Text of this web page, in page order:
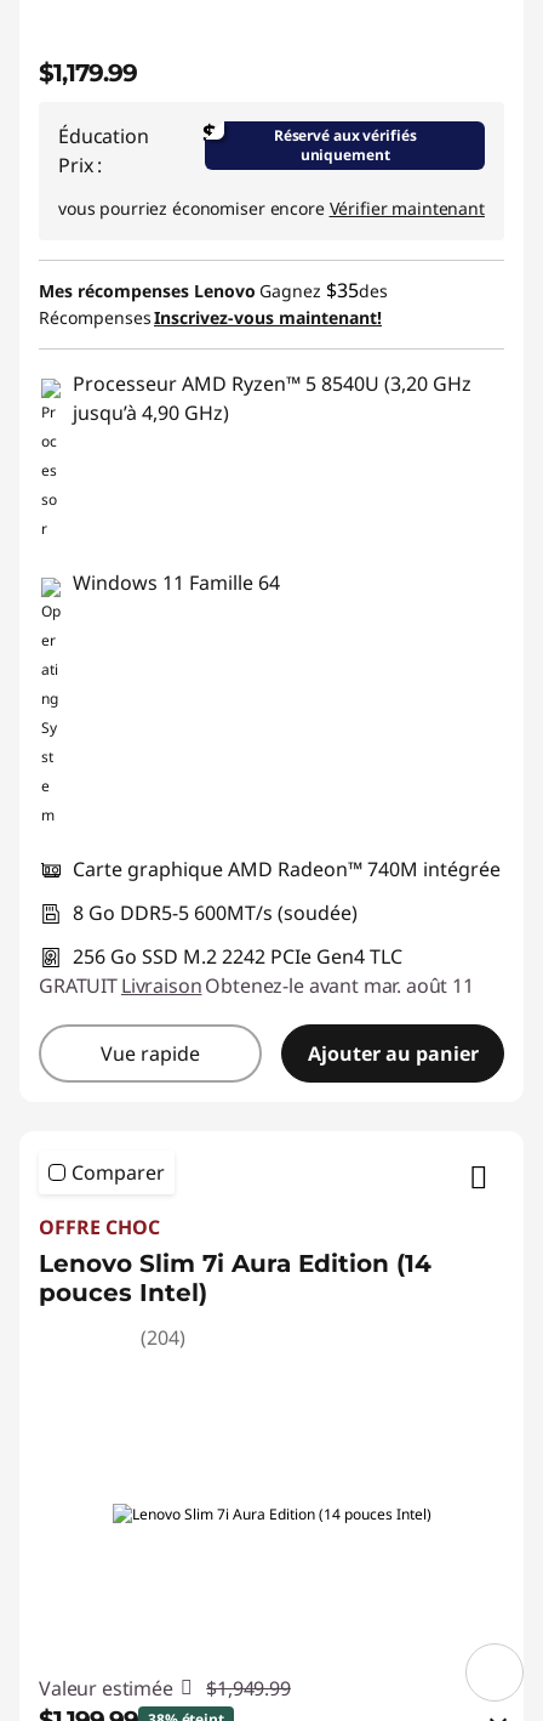
$1,179.99
Éducation
Prix :
$
Réservé aux vérifiés
uniquement
vous pourriez économiser encore Vérifier maintenant
Mes récompenses Lenovo Gagnez $35des
RécompensesInscrivez-vous maintenant!
Processeur AMD Ryzen™ 5 8540U (3,20 GHz
jusqu’à 4,90 GHz)
Windows 11 Famille 64
Carte graphique AMD Radeon™ 740M intégrée
8 Go DDR5-5 600MT/s (soudée)
256 Go SSD M.2 2242 PCIe Gen4 TLC
GRATUITLivraisonObtenez-le avant mar. août 11
Vue rapide Ajouter au panier
Comparer
OFFRE CHOC
Lenovo Slim 7i Aura Edition (14
pouces Intel)
(204)
Valeur estimée $1,949.99
B